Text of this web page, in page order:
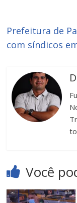
Prefeitura de
com síndicos
Você